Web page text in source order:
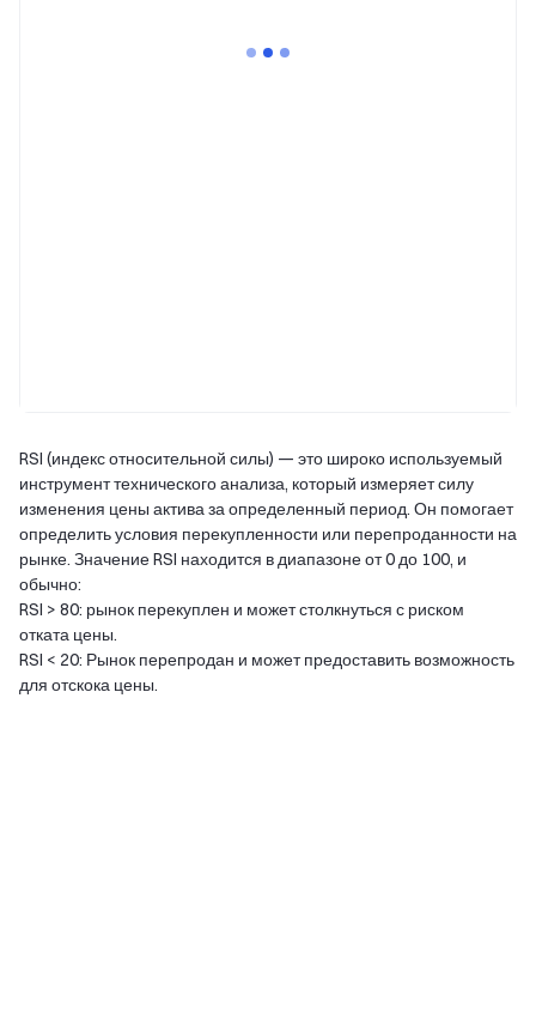
RSI (индекс относительной силы) — это широко используемый
инструмент технического анализа, который измеряет силу
изменения цены актива за определенный период. Он помогает
определить условия перекупленности или перепроданности на
рынке. Значение RSI находится в диапазоне от 0 до 100, и
обычно:
RSI > 80: рынок перекуплен и может столкнуться с риском
отката цены.
RSI < 20: Рынок перепродан и может предоставить возможность
для отскока цены.